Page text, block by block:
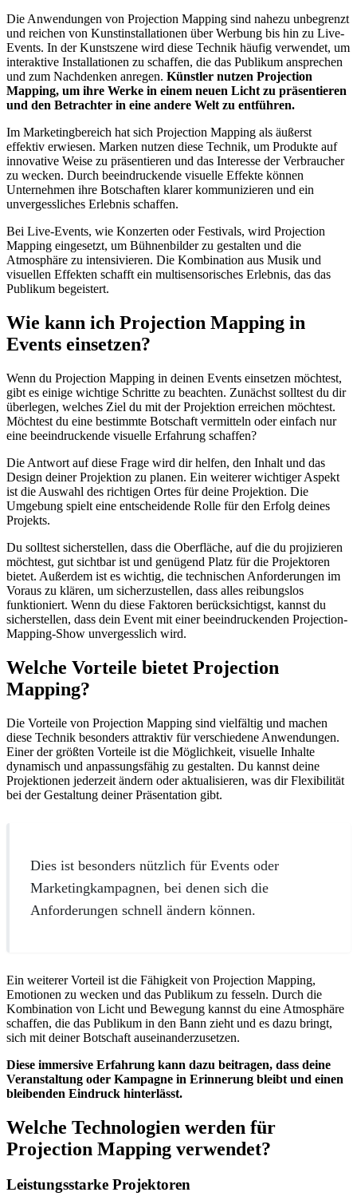
Die Anwendungen von Projection Mapping sind nahezu unbegrenzt
und reichen von Kunstinstallationen über Werbung bis hin zu Live-
Events. In der Kunstszene wird diese Technik häufig verwendet, um
interaktive Installationen zu schaffen, die das Publikum ansprechen
und zum Nachdenken anregen. Künstler nutzen Projection
Mapping, um ihre Werke in einem neuen Licht zu präsentieren
und den Betrachter in eine andere Welt zu entführen.
Im Marketingbereich hat sich Projection Mapping als äußerst
effektiv erwiesen. Marken nutzen diese Technik, um Produkte auf
innovative Weise zu präsentieren und das Interesse der Verbraucher
zu wecken. Durch beeindruckende visuelle Effekte können
Unternehmen ihre Botschaften klarer kommunizieren und ein
unvergessliches Erlebnis schaffen.
Bei Live-Events, wie Konzerten oder Festivals, wird Projection
Mapping eingesetzt, um Bühnenbilder zu gestalten und die
Atmosphäre zu intensivieren. Die Kombination aus Musik und
visuellen Effekten schafft ein multisensorisches Erlebnis, das das
Publikum begeistert.
Wie kann ich Projection Mapping in
Events einsetzen?
Wenn du Projection Mapping in deinen Events einsetzen möchtest,
gibt es einige wichtige Schritte zu beachten. Zunächst solltest du dir
überlegen, welches Ziel du mit der Projektion erreichen möchtest.
Möchtest du eine bestimmte Botschaft vermitteln oder einfach nur
eine beeindruckende visuelle Erfahrung schaffen?
Die Antwort auf diese Frage wird dir helfen, den Inhalt und das
Design deiner Projektion zu planen. Ein weiterer wichtiger Aspekt
ist die Auswahl des richtigen Ortes für deine Projektion. Die
Umgebung spielt eine entscheidende Rolle für den Erfolg deines
Projekts.
Du solltest sicherstellen, dass die Oberfläche, auf die du projizieren
möchtest, gut sichtbar ist und genügend Platz für die Projektoren
bietet. Außerdem ist es wichtig, die technischen Anforderungen im
Voraus zu klären, um sicherzustellen, dass alles reibungslos
funktioniert. Wenn du diese Faktoren berücksichtigst, kannst du
sicherstellen, dass dein Event mit einer beeindruckenden Projection-
Mapping-Show unvergesslich wird.
Welche Vorteile bietet Projection
Mapping?
Die Vorteile von Projection Mapping sind vielfältig und machen
diese Technik besonders attraktiv für verschiedene Anwendungen.
Einer der größten Vorteile ist die Möglichkeit, visuelle Inhalte
dynamisch und anpassungsfähig zu gestalten. Du kannst deine
Projektionen jederzeit ändern oder aktualisieren, was dir Flexibilität
bei der Gestaltung deiner Präsentation gibt.
Dies ist besonders nützlich für Events oder
Marketingkampagnen, bei denen sich die
Anforderungen schnell ändern können.
Ein weiterer Vorteil ist die Fähigkeit von Projection Mapping,
Emotionen zu wecken und das Publikum zu fesseln. Durch die
Kombination von Licht und Bewegung kannst du eine Atmosphäre
schaffen, die das Publikum in den Bann zieht und es dazu bringt,
sich mit deiner Botschaft auseinanderzusetzen.
Diese immersive Erfahrung kann dazu beitragen, dass deine
Veranstaltung oder Kampagne in Erinnerung bleibt und einen
bleibenden Eindruck hinterlässt.
Welche Technologien werden für
Projection Mapping verwendet?
Leistungsstarke Projektoren